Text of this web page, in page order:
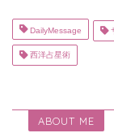
DailyMessage
西洋占星術
ABOUT ME